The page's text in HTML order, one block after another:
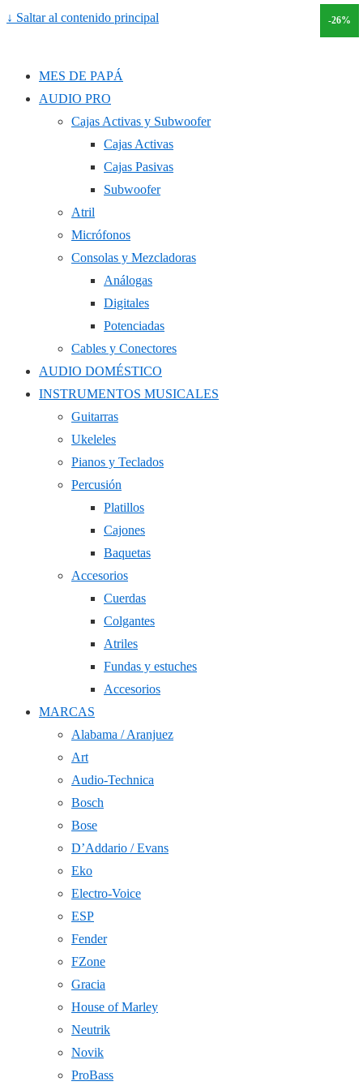
↓ Saltar al contenido principal
MES DE PAPÁ
AUDIO PRO
Cajas Activas y Subwoofer
Cajas Activas
Cajas Pasivas
Subwoofer
Atril
Micrófonos
Consolas y Mezcladoras
Análogas
Digitales
Potenciadas
Cables y Conectores
AUDIO DOMÉSTICO
INSTRUMENTOS MUSICALES
Guitarras
Ukeleles
Pianos y Teclados
Percusión
Platillos
Cajones
Baquetas
Accesorios
Cuerdas
Colgantes
Atriles
Fundas y estuches
Accesorios
MARCAS
Alabama / Aranjuez
Art
Audio-Technica
Bosch
Bose
D’Addario / Evans
Eko
Electro-Voice
ESP
Fender
FZone
Gracia
House of Marley
Neutrik
Novik
ProBass
-50%
-19%
-30%
-26%